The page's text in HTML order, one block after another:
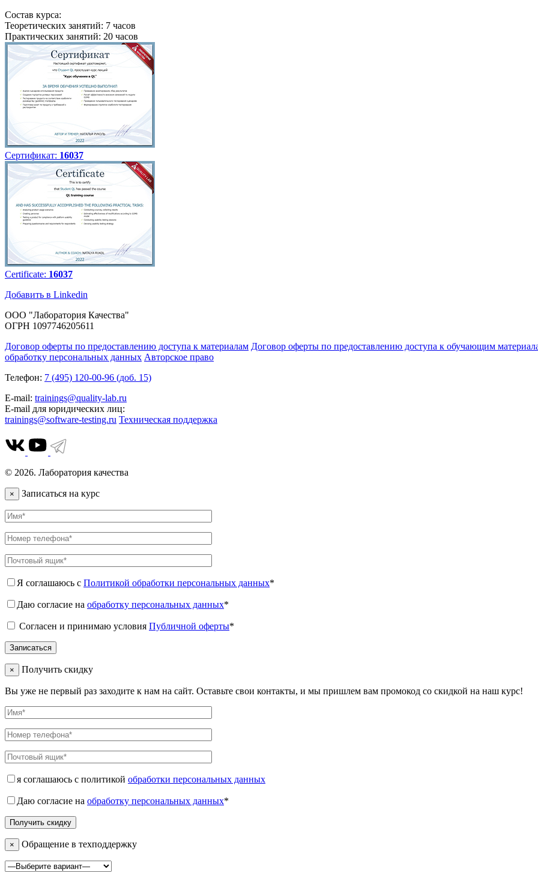
Состав курса:
Теоретических занятий: 7 часов
Практических занятий: 20 часов
Сертификат: 16037
Certificate: 16037
Добавить в Linkedin
ООО "Лаборатория Качества"
ОГРН 1097746205611
Договор оферты по предоставлению доступа к материалам Договор оферты по предоставлению доступа к обучающим
обработку персональных данных Авторское право
Телефон: 7 (495) 120-00-96 (доб. 15)
E-mail: trainings@quality-lab.ru
E-mail для юридических лиц:
trainings@software-testing.ru Техническая поддержка
© 2026. Лаборатория качества
× Записаться на курс
Я соглашаюсь с Политикой обработки персональных данных*
Даю согласие на обработку персональных данных*
Согласен и принимаю условия Публичной оферты*
× Получить скидку
Вы уже не первый раз заходите к нам на сайт. Оставьте свои контакты, и мы пришлем вам промокод со скидкой на наш курс!
я соглашаюсь с политикой обработки персональных данных
Даю согласие на обработку персональных данных*
× Обращение в техподдержку